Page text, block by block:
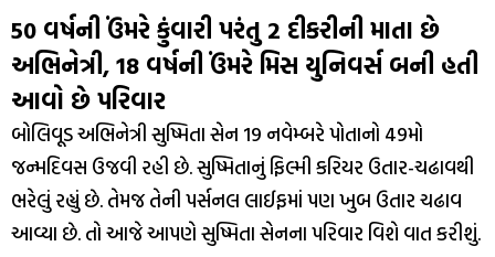
50 વર્ષની ઉંમરે કુંવારી પરંતુ 2 દીકરીની માતા છે
અભિનેત્રી, 18 વર્ષની ઉંમરે મિસ યુનિવર્સ બની હતી
આવો છે પરિવાર
બોલિવૂડ અભિનેત્રી સુષ્મિતા સેન 19 નવેમ્બરે પોતાનો 49મો
જન્મદિવસ ઉજવી રહી છે. સુષ્મિતાનું ફિલ્મી કરિયર ઉતાર-ચઢાવથી
ભરેલું રહ્યું છે. તેમજ તેની પર્સનલ લાઈફમાં પણ ખુબ ઉતાર ચઢાવ
આવ્યા છે. તો આજે આપણે સુષ્મિતા સેનના પરિવાર વિશે વાત કરીશું.